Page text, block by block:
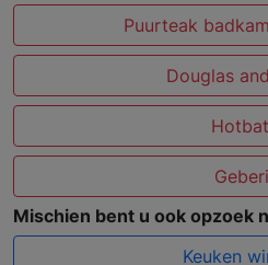
Puurteak
Douglas
Mischien bent u ook opzoek
Keuken